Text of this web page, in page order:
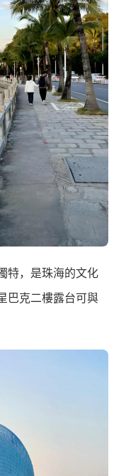
特，是珠海的文化
巴克二樓露台可與